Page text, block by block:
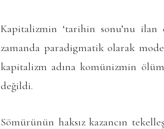
Kapitalizmin ‘tarihin sonu’nu ilan
zamanda paradigmatik olarak
kapitalizm adına komünizmin
değildi.
Sömürünün haksız kazancın